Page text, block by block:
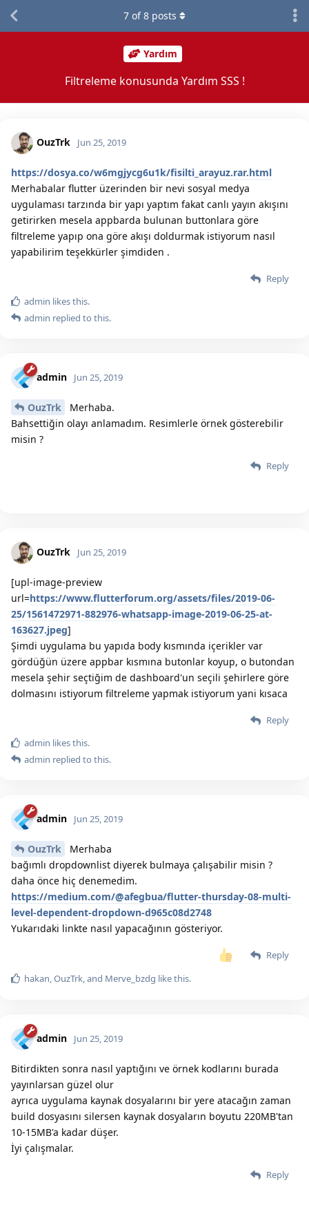
Yardım
Filtreleme konusunda Yardım SSS !
7 of8 posts
OuzTrk Jun 25, 2019
https://dosya.co/w6mgjycg6u1k/fisilti_arayuz.rar.html
Merhabalar flutter üzerinden bir nevi sosyal medya
uygulaması tarzında bir yapı yaptım fakat canlı yayın akışını
getirirken mesela appbarda bulunan buttonlara göre
filtreleme yapıp ona göre akışı doldurmak istiyorum nasıl
yapabilirim teşekkürler şimdiden .
Reply
admin likes this.
admin replied to this.
admin Jun 25, 2019
OuzTrk
Merhaba.
Bahsettiğin olayı anlamadım. Resimlerle örnek gösterebilir
misin ?
Reply
OuzTrk Jun 25, 2019
[upl-image-preview
url=https://www.flutterforum.org/assets/files/2019-06-
25/1561472971-882976-whatsapp-image-2019-06-25-at-
163627.jpeg]
Şimdi uygulama bu yapıda body kısmında içerikler var
gördüğün üzere appbar kısmına butonlar koyup, o butondan
mesela şehir seçtiğim de dashboard'un seçili şehirlere göre
dolmasını istiyorum filtreleme yapmak istiyorum yani kısaca
Reply
admin likes this.
admin replied to this.
admin Jun 25, 2019
OuzTrk
Merhaba
bağımlı dropdownlist diyerek bulmaya çalışabilir misin ?
daha önce hiç denemedim.
https://medium.com/@afegbua/flutter-thursday-08-multi-
level-dependent-dropdown-d965c08d2748
Yukarıdaki linkte nasıl yapacağının gösteriyor.
Reply
hakan,OuzTrk, and Merve_bzdg like this.
admin Jun 25, 2019
Bitirdikten sonra nasıl yaptığını ve örnek kodlarını burada
yayınlarsan güzel olur
ayrıca uygulama kaynak dosyalarını bir yere atacağın zaman
build dosyasını silersen kaynak dosyaların boyutu 220MB'tan
10-15MB'a kadar düşer.
İyi çalışmalar.
Reply